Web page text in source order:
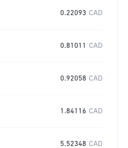
0.22093 CAD
0.81011 CAD
0.92058 CAD
1.84116 CAD
5.52348 CAD